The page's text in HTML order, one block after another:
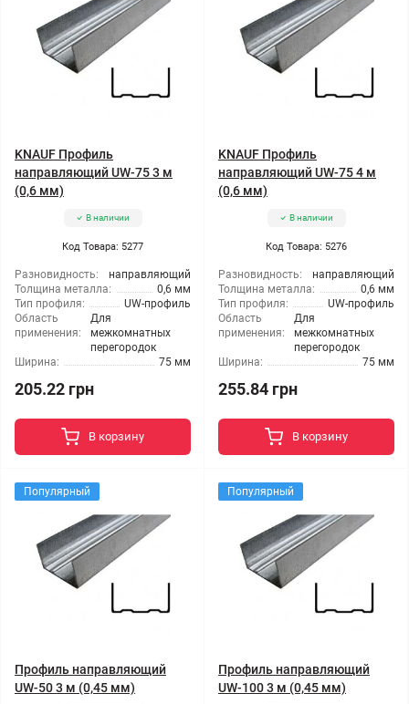
KNAUF Профиль
направляющий UW-75 3 м
(0,6 мм)
В наличии
Код Товара: 5277
Разновидность:
направляющий
Толщина металла:
0,6 мм
Тип профиля:
UW-профиль
Область
применения:
Для
межкомнатных
перегородок
Ширина:
75 мм
205.22 грн
В корзину
KNAUF Профиль
направляющий UW-75 4 м
(0,6 мм)
В наличии
Код Товара: 5276
Разновидность:
направляющий
Толщина металла:
0,6 мм
Тип профиля:
UW-профиль
Область
применения:
Для
межкомнатных
перегородок
Ширина:
75 мм
255.84 грн
В корзину
Популярный
Профиль направляющий
UW-50 3 м (0,45 мм)
Популярный
Профиль направляющий
UW-100 3 м (0,45 мм)